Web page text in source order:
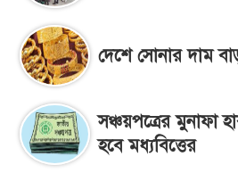
দেশে সোনার দাম
সঞ্চয়পত্রের মুনাফা
হবে মধ্যবিত্তের